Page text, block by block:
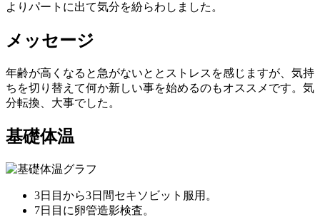
よりパートに出て気分を紛らわしました。
メッセージ
年齢が高くなると急がないととストレスを感じますが、気持
ちを切り替えて何か新しい事を始めるのもオススメです。気
分転換、大事でした。
基礎体温
3日目から3日間セキソビット服用。
7日目に卵管造影検査。